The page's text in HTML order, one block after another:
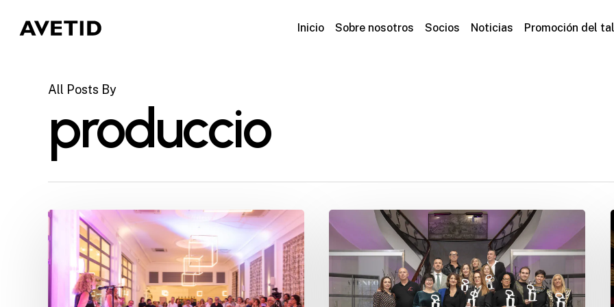
Inicio Sobre nosotros Socios Noticias Promoción del
All Posts By
produccio
AVETID
reúne
sector
escénico
Trobada
de
Premis
AVETID